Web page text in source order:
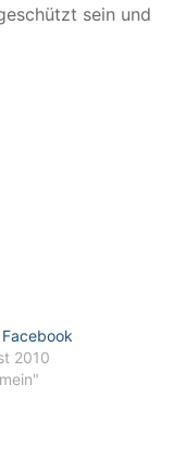
sein und
2010